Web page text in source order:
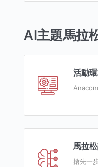
AI主題馬拉
活動
馬拉
搶先一